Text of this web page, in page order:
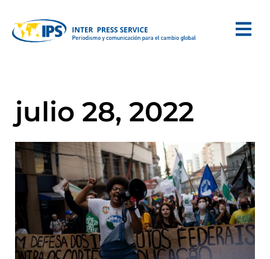
julio 28, 2022